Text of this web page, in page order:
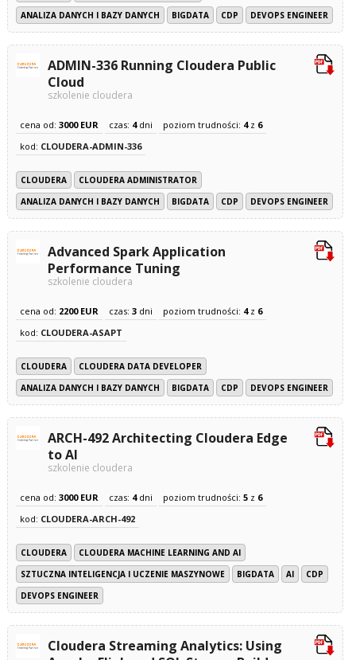
ANALIZA DANYCH I BAZY DANYCH
BIGDATA CDP DEVOPS ENGINEER
ADMIN-336 Running Cloudera Public
Cloud
szkolenie cloudera
cena od: 3000 EUR czas: 4dni poziom trudności: 4z 6
kod: CLOUDERA-ADMIN-336
CLOUDERA
CLOUDERA ADMINISTRATOR
ANALIZA DANYCH I BAZY DANYCH
BIGDATA CDP DEVOPS ENGINEER
Advanced Spark Application
Performance Tuning
szkolenie cloudera
cena od: 2200 EUR czas: 3dni poziom trudności: 4z 6
kod: CLOUDERA-ASAPT
CLOUDERA
CLOUDERA DATA DEVELOPER
ANALIZA DANYCH I BAZY DANYCH
BIGDATA CDP DEVOPS ENGINEER
ARCH-492 Architecting Cloudera Edge
to AI
szkolenie cloudera
cena od: 3000 EUR czas: 4dni poziom trudności: 5z 6
kod: CLOUDERA-ARCH-492
CLOUDERA
CLOUDERA MACHINE LEARNING AND AI
SZTUCZNA INTELIGENCJA I UCZENIE MASZYNOWE
BIGDATA AI
CDP
DEVOPS ENGINEER
Cloudera Streaming Analytics: Using